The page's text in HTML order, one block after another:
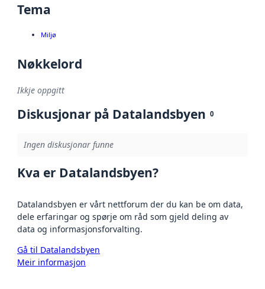
Tema
Miljø
Nøkkelord
Ikkje oppgitt
Diskusjonar på Datalandsbyen 0
Ingen diskusjonar funne
Kva er Datalandsbyen?
Datalandsbyen er vårt nettforum der du kan be om data,
dele erfaringar og spørje om råd som gjeld deling av
data og informasjonsforvalting.
Gå til Datalandsbyen
Meir informasjon